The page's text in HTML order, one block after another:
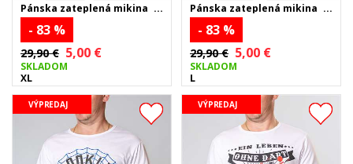
Pánska zateplená mikina
FREE LIFE - béžová
- 83 %
29,90 € 5,00 €
SKLADOM
XL
Pánska zateplená mikina
FREE LIFE - sivá
- 83 %
29,90 € 5,00 €
SKLADOM
L
VÝPREDAJ VÝPREDAJ